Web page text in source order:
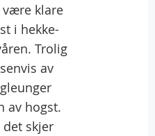
klare
i hekke-
Trolig
av
av hogst.
skjer